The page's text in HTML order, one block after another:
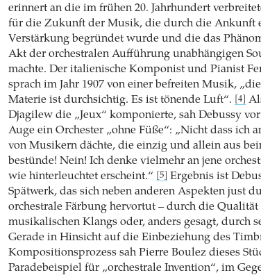
erinnert an die im frühen 20. Jahrhundert
für die Zukunft der Musik, die durch die Ankunft
Verstärkung begründet wurde und die das
Akt der orchestralen Aufführung unabhängigen
machte. Der italienische Komponist und Pianist
sprach im Jahr 1907 von einer befreiten Musik,
Materie ist durchsichtig. Es ist tönende Luft“.
[4]
Djagilew die „Jeux“ komponierte, sah Debussy
Auge ein Orchester „ohne Füße“: „Nicht dass ich
von Musikern dächte, die einzig und allein aus
bestünde! Nein! Ich denke vielmehr an jene
wie hinterleuchtet erscheint.“
[5]
Ergebnis ist
Spätwerk, das sich neben anderen Aspekten just
orchestrale Färbung hervortut – durch die Qualität
musikalischen Klangs oder, anders gesagt, durch
Gerade in Hinsicht auf die Einbeziehung des
Kompositionsprozess sah Pierre Boulez dieses
Paradebeispiel für „orchestrale Invention“, im